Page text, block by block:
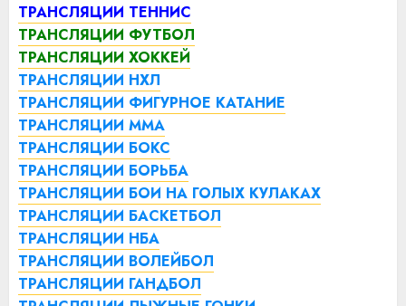
ТРАНСЛЯЦИИ ТЕННИС
ТРАНСЛЯЦИИ ФУТБОЛ
ТРАНСЛЯЦИИ ХОККЕЙ
ТРАНСЛЯЦИИ НХЛ
ТРАНСЛЯЦИИ ФИГУРНОЕ КАТАНИЕ
ТРАНСЛЯЦИИ ММА
ТРАНСЛЯЦИИ БОКС
ТРАНСЛЯЦИИ БОРЬБА
ТРАНСЛЯЦИИ БОИ НА ГОЛЫХ КУЛАКАХ
ТРАНСЛЯЦИИ БАСКЕТБОЛ
ТРАНСЛЯЦИИ НБА
ТРАНСЛЯЦИИ ВОЛЕЙБОЛ
ТРАНСЛЯЦИИ ГАНДБОЛ